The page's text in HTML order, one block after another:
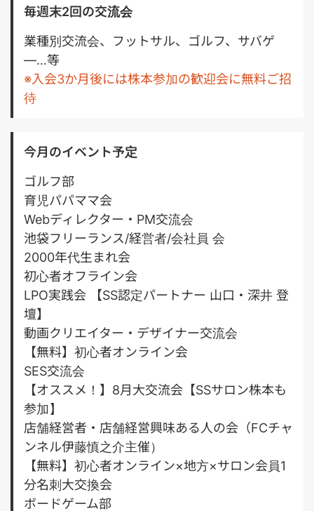
ブラリ使用経験 ・コンピュータサイエンス基礎を活用し
た問題解決力 ■歓迎スキル・経験 ・機械学習／自然言
語処理／画像認識の知識または実務経験 ・機械学習モデ
ルの設計・実装経験 ・確率・統計の基礎知識 ・不動産
ドメインの知見や取引経験 ・アジャイル／スクラム開発
経験 ＝＝＝＝＝＝＝＝＝＝＝＝＝＝＝＝
毎週末2回の交流会
業種別交流会、フットサル、ゴルフ、サバゲ
―…等
※入会3か月後には株本参加の歓迎会に無料ご招
待
今月のイベント予定
ゴルフ部
育児パパママ会
Webディレクター・PM交流会
池袋フリーランス/経営者/会社員 会
2000年代生まれ会
初心者オフライン会
LPO実践会 【SS認定パートナー 山口・深井 登
壇】
動画クリエイター・デザイナー交流会
【無料】初心者オンライン会
SES交流会
【オススメ！】8月大交流会【SSサロン株本も
参加】
店舗経営者・店舗経営興味ある人の会（FCチャ
ンネル伊藤慎之介主催）
【無料】初心者オンライン×地方×サロン会員1
分名刺大交換会
ボードゲーム部